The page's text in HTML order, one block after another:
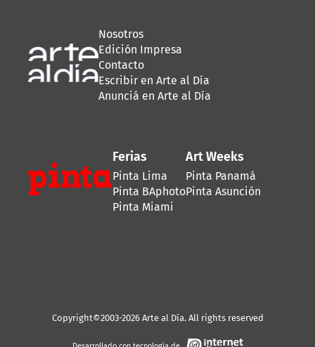
Nosotros
Edición Impresa
Contacto
Escribir en Arte al Día
Anunciá en Arte al Día
Ferias
Pinta Lima
Pinta BAphoto
Pinta Miami
Art Weeks
Pinta Panamá
Pinta Asunción
Copyright©2003-2026 Arte al Día. All rights reserved